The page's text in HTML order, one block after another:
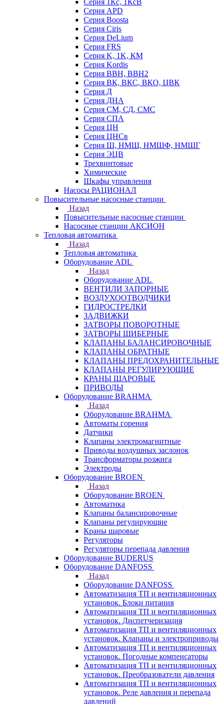
Серия 1Кс, 1КсВ
Серия APD
Серия Boosta
Серия Ciris
Серия DeLium
Серия FRS
Серия K, 1K, КМ
Серия Kordis
Серия ВВН, ВВН2
Серия ВК, ВКС, ВКО, ЦВК
Серия Д
Серия ДНА
Серия СМ, СД, СМС
Серия СПА
Серия ЦН
Серия ЦНСв
Серия Ш, НМШ, НМШФ, НМШГ
Серия ЭЦВ
Трехвинтовые
Химические
Шкафы управления
Насосы РАЦИОНАЛ
Повысительные насосные станции
Назад
Повысительные насосные станции
Насосные станции АКСИОН
Тепловая автоматика
Назад
Тепловая автоматика
Оборудование ADL
Назад
Оборудование ADL
ВЕНТИЛИ ЗАПОРНЫЕ
ВОЗДУХООТВОДЧИКИ
ГИДРОСТРЕЛКИ
ЗАДВИЖКИ
ЗАТВОРЫ ПОВОРОТНЫЕ
ЗАТВОРЫ ШИБЕРНЫЕ
КЛАПАНЫ БАЛАНСИРОВОЧНЫЕ
КЛАПАНЫ ОБРАТНЫЕ
КЛАПАНЫ ПРЕДОХРАНИТЕЛЬНЫЕ
КЛАПАНЫ РЕГУЛИРУЮЩИЕ
КРАНЫ ШАРОВЫЕ
ПРИВОДЫ
Оборудование BRAHMA
Назад
Оборудование BRAHMA
Автоматы горения
Датчики
Клапаны электромагнитные
Приводы воздушных заслонок
Трансформаторы розжига
Электроды
Оборудование BROEN
Назад
Оборудование BROEN
Автоматика
Клапаны балансировочные
Клапаны регулирующие
Краны шаровые
Регуляторы
Регуляторы перепада давления
Оборудование BUDERUS
Оборудование DANFOSS
Назад
Оборудование DANFOSS
Автоматизация ТП и вентиляционных
установок. Блоки питания
Автоматизация ТП и вентиляционных
установок. Диспетчеризация
Автоматизация ТП и вентиляционных
установок. Клапаны и электроприводы
Автоматизация ТП и вентиляционных
установок. Погодные компенсаторы
Автоматизация ТП и вентиляционных
установок. Преобразователи давления
Автоматизация ТП и вентиляционных
установок. Реле давления и перепада
давлений